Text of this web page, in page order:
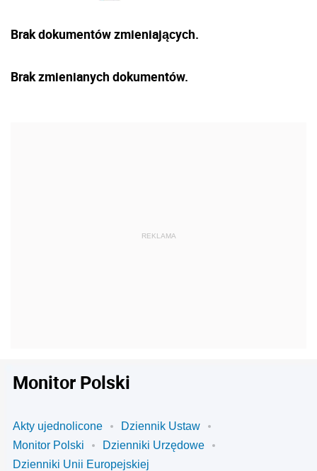
Brak dokumentów zmieniających.
Brak zmienianych dokumentów.
Monitor Polski
Akty ujednolicone
Dziennik Ustaw
Monitor Polski
Dzienniki Urzędowe
Dzienniki Unii Europejskiej